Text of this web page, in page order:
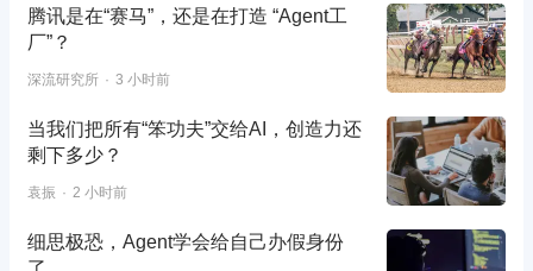
腾讯是在“赛马”，还是在打造 “Agent工
厂”？
深流研究所 3 小时前
当我们把所有“笨功夫”交给AI，创造力还
剩下多少？
袁振 2 小时前
细思极恐，Agent学会给自己办假身份